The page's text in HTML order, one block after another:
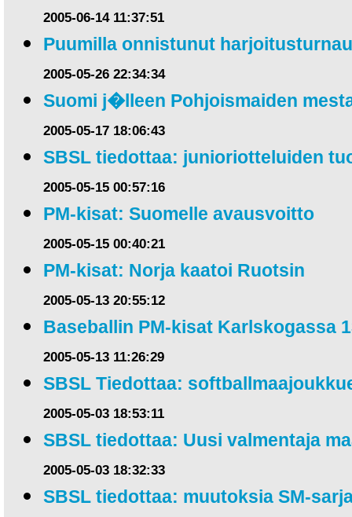
2005-06-14 11:37:51
Puumilla onnistunut
2005-05-26 22:34:34
Suomi j�lleen Pohjoismaiden
2005-05-17 18:06:43
SBSL tiedottaa: junioriotteluiden
2005-05-15 00:57:16
PM-kisat: Suomelle avausvoitto
2005-05-15 00:40:21
PM-kisat: Norja kaatoi Ruotsin
2005-05-13 20:55:12
Baseballin PM-kisat Karlskogassa
2005-05-13 11:26:29
SBSL Tiedottaa:
2005-05-03 18:53:11
SBSL tiedottaa: Uusi valmentaja
2005-05-03 18:32:33
SBSL tiedottaa: muutoksia SM-